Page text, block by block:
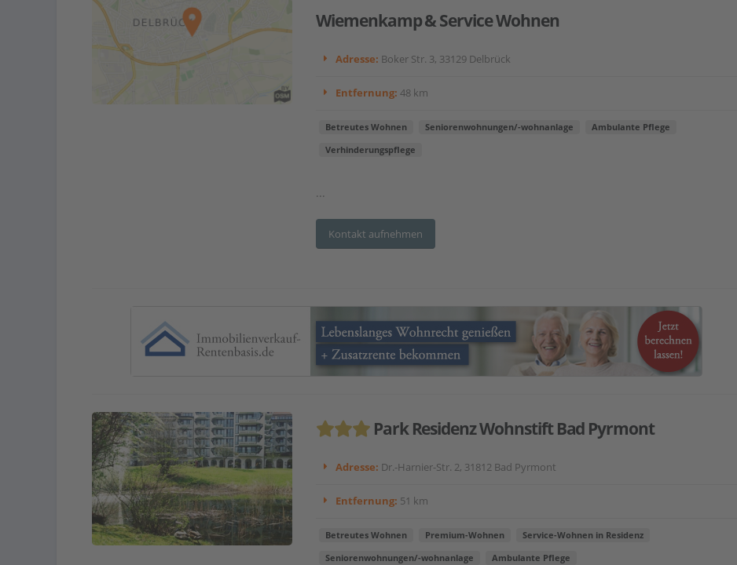
Wiemenkamp & Service Wohnen
Adresse: Boker Str. 3, 33129 Delbrück
Entfernung: 48 km
Betreutes Wohnen Seniorenwohnungen/-wohnanlage Ambulante Pflege
Verhinderungspflege
...
Kontakt aufnehmen
Park Residenz Wohnstift Bad Pyrmont
Adresse: Dr.-Harnier-Str. 2, 31812 Bad Pyrmont
Entfernung: 51 km
Betreutes Wohnen Premium-Wohnen Service-Wohnen in Residenz
Seniorenwohnungen/-wohnanlage Ambulante Pflege